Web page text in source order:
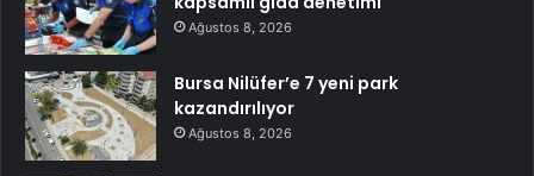
Ağustos 8, 2026
Bursa Nilüfer’e 7 yeni park
kazandırılıyor
Ağustos 8, 2026